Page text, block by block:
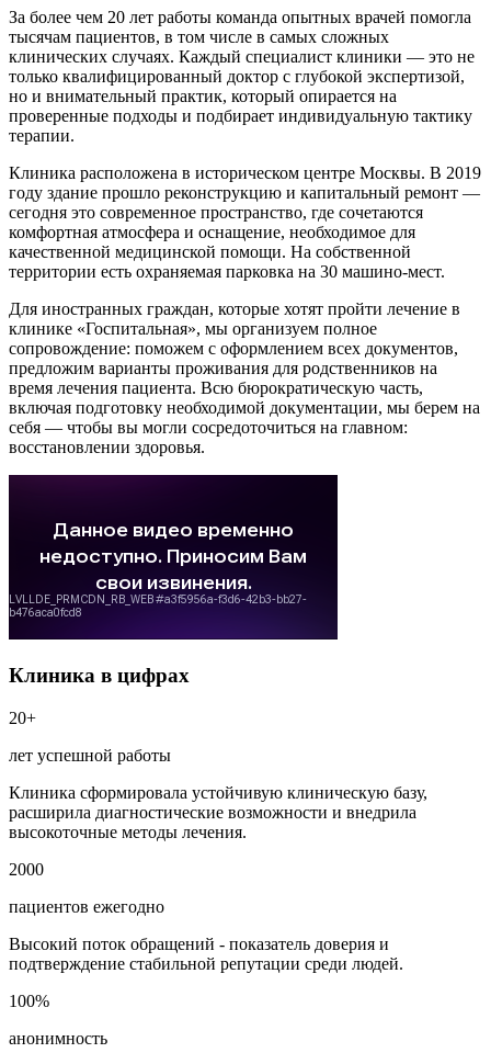
За более чем 20 лет работы команда опытных врачей помогла
тысячам пациентов, в том числе в самых сложных
клинических случаях. Каждый специалист клиники — это не
только квалифицированный доктор с глубокой экспертизой,
но и внимательный практик, который опирается на
проверенные подходы и подбирает индивидуальную тактику
терапии.
Клиника расположена в историческом центре Москвы. В 2019
году здание прошло реконструкцию и капитальный ремонт —
сегодня это современное пространство, где сочетаются
комфортная атмосфера и оснащение, необходимое для
качественной медицинской помощи. На собственной
территории есть охраняемая парковка на 30 машино‑мест.
Для иностранных граждан, которые хотят пройти лечение в
клинике «Госпитальная», мы организуем полное
сопровождение: поможем с оформлением всех документов,
предложим варианты проживания для родственников на
время лечения пациента. Всю бюрократическую часть,
включая подготовку необходимой документации, мы берем на
себя — чтобы вы могли сосредоточиться на главном:
восстановлении здоровья.
Клиника в цифрах
20+
лет успешной работы
Клиника сформировала устойчивую клиническую базу,
расширила диагностические возможности и внедрила
высокоточные методы лечения.
2000
пациентов ежегодно
Высокий поток обращений - показатель доверия и
подтверждение стабильной репутации среди людей.
100%
анонимность